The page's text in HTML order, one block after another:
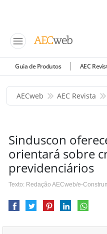
Guia de Produtos AEC
AECweb AEC Revista
Sinduscon
orientará sobre
previdenciários
Texto: Redação AECweb/e-